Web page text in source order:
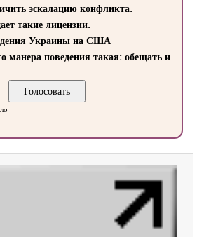
эскалацию конфликта.
такие лицензии.
Украины на США
манера поведения такая: обещать и